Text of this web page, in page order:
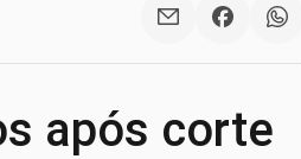
após corte